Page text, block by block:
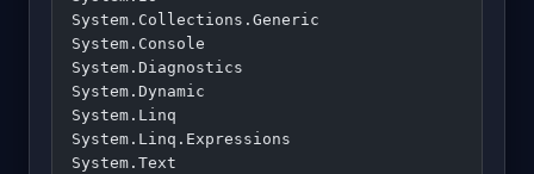
System.Collections.Generic
System.Console
System.Diagnostics
System.Dynamic
System.Linq
System.Linq.Expressions
System.Text